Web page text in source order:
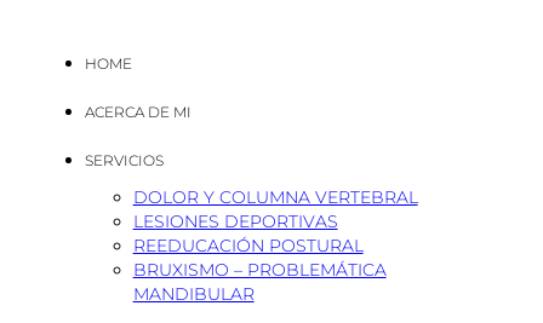
HOME
ACERCA DE MI
SERVICIOS
DOLOR Y COLUMNA VERTEBRAL
LESIONES DEPORTIVAS
REEDUCACIÓN POSTURAL
BRUXISMO – PROBLEMÁTICA
MANDIBULAR